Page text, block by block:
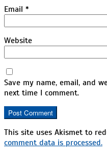
Email *
Website
Save my name, email, and
next time I comment.
This site uses Akismet to
comment data is processed.